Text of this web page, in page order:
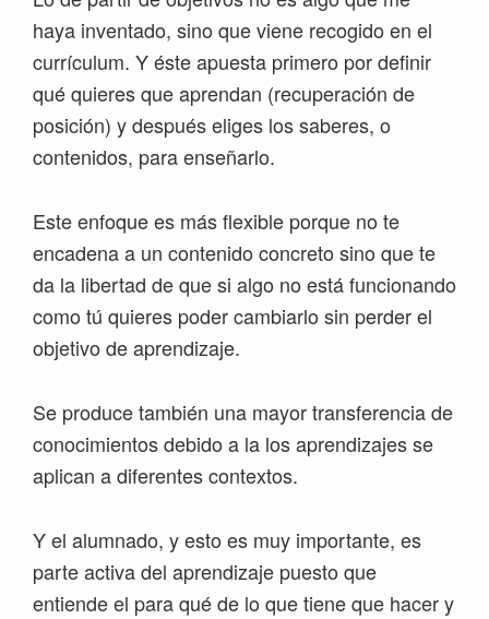
haya inventado, sino que viene recogido en el
currículum. Y éste apuesta primero por definir
qué quieres que aprendan (recuperación de
posición) y después eliges los saberes, o
contenidos, para enseñarlo.
Este enfoque es más flexible porque no te
encadena a un contenido concreto sino que te
da la libertad de que si algo no está funcionando
como tú quieres poder cambiarlo sin perder el
objetivo de aprendizaje.
Se produce también una mayor transferencia de
conocimientos debido a la los aprendizajes se
aplican a diferentes contextos.
Y el alumnado, y esto es muy importante, es
parte activa del aprendizaje puesto que
entiende el para qué de lo que tiene que hacer y